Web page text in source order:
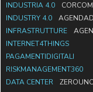
INDUSTRIA 4.0
CORCOM
INDUSTRY 4.0
INFRASTRUTTURE
INTERNET4THINGS
PAGAMENTIDIGITALI
RISKMANAGEMENT360
DATA CENTER